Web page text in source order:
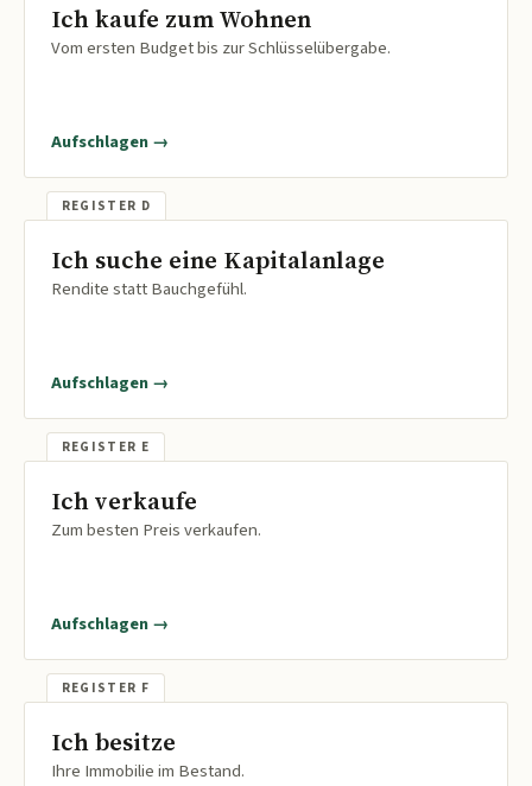
Ich kaufe zum Wohnen
Vom ersten Budget bis zur Schlüsselübergabe.
Aufschlagen →
Ich suche eine Kapitalanlage
Rendite statt Bauchgefühl.
Aufschlagen →
Ich verkaufe
Zum besten Preis verkaufen.
Aufschlagen →
Ich besitze
Ihre Immobilie im Bestand.